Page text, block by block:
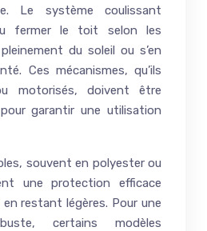
Le système coulissant
fermer le toit selon les
du soleil ou s’en
Ces mécanismes, qu’ils
motorisés, doivent être
garantir une utilisation
souvent en polyester ou
une protection efficace
restant légères. Pour une
certains modèles